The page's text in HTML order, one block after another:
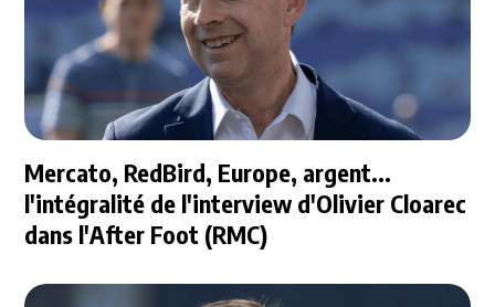
Mercato, RedBird, Europe, argent...
l'intégralité de l'interview d'Olivier Cloarec
dans l'After Foot (RMC)